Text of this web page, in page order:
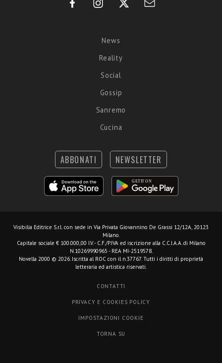
News
Reality
Social
Gossip
Sanremo
Cucina
ABBONATI NEWSLETTER
Visibilia Editrice S.r.l. con sede in Via Privata Giovannino De Grassi 12/12A, 20123
Milano.
Capitale sociale € 100.000,00 I.V. - C.F./P.IVA ed iscrizione alla C.C.I.A.A. di Milano
N.10269990965 - REA MI-2519578.
Novella 2000 © 2026. Iscritta al ROC con il n.37767. Tutti i diritti di proprietà
letteraria ed artistica riservati.
CONTATTI
PRIVACY E COOKIES POLICY
IMPOSTAZIONI COOKIE
TORNA SU